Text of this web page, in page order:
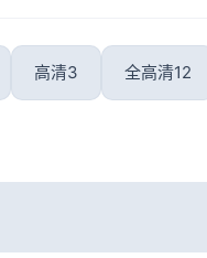
高清3 全高清12